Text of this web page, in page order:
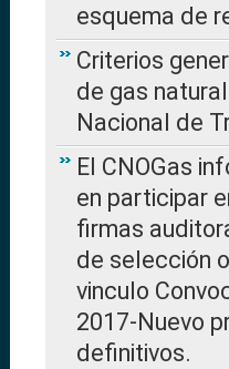
esquema de
Criterios
de gas
Nacional de
El CNOGas
en participar
firmas
de selección
vinculo
2017-Nuevo
definitivos.